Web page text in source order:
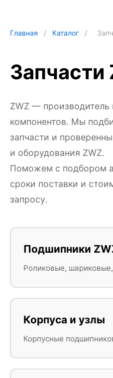
Главная / Каталог /
Запчасти
ZWZ — производитель
компонентов. Мы
запчасти и
и оборудования ZWZ.
Поможем с подбором
сроки поставки и
запросу.
Подшипники
Роликовые,
Корпуса и узлы
Корпусные